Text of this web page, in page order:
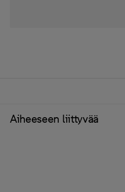
Aiheeseen liittyvää